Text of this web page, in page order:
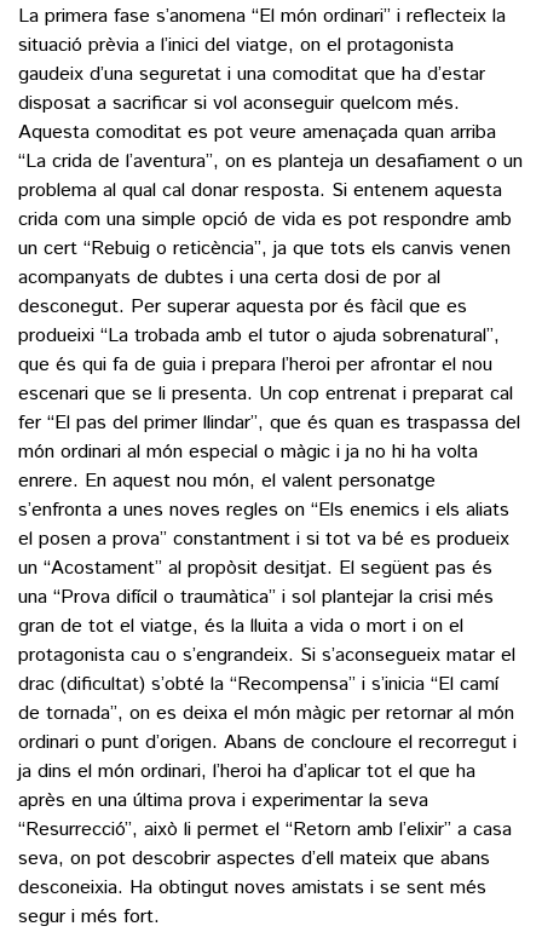
La primera fase s’anomena “El món ordinari” i reflecteix la
situació prèvia a l’inici del viatge, on el protagonista
gaudeix d’una seguretat i una comoditat que ha d’estar
disposat a sacrificar si vol aconseguir quelcom més.
Aquesta comoditat es pot veure amenaçada quan arriba
“La crida de l’aventura”, on es planteja un desafiament o un
problema al qual cal donar resposta. Si entenem aquesta
crida com una simple opció de vida es pot respondre amb
un cert “Rebuig o reticència”, ja que tots els canvis venen
acompanyats de dubtes i una certa dosi de por al
desconegut. Per superar aquesta por és fàcil que es
produeixi “La trobada amb el tutor o ajuda sobrenatural”,
que és qui fa de guia i prepara l’heroi per afrontar el nou
escenari que se li presenta. Un cop entrenat i preparat cal
fer “El pas del primer llindar”, que és quan es traspassa del
món ordinari al món especial o màgic i ja no hi ha volta
enrere. En aquest nou món, el valent personatge
s’enfronta a unes noves regles on “Els enemics i els aliats
el posen a prova” constantment i si tot va bé es produeix
un “Acostament” al propòsit desitjat. El següent pas és
una “Prova difícil o traumàtica” i sol plantejar la crisi més
gran de tot el viatge, és la lluita a vida o mort i on el
protagonista cau o s’engrandeix. Si s’aconsegueix matar el
drac (dificultat) s’obté la “Recompensa” i s’inicia “El camí
de tornada”, on es deixa el món màgic per retornar al món
ordinari o punt d’origen. Abans de concloure el recorregut i
ja dins el món ordinari, l’heroi ha d’aplicar tot el que ha
après en una última prova i experimentar la seva
“Resurrecció”, això li permet el “Retorn amb l’elixir” a casa
seva, on pot descobrir aspectes d’ell mateix que abans
desconeixia. Ha obtingut noves amistats i se sent més
segur i més fort.